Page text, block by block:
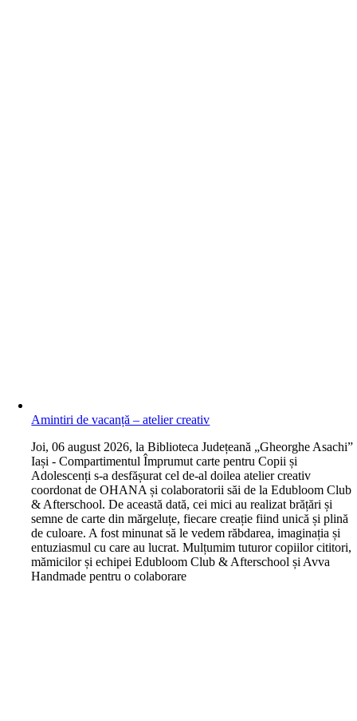
Amintiri de vacanță – atelier creativ
Joi, 06 august 2026, la Biblioteca Județeană „Gheorghe Asachi”
Iași - Compartimentul Împrumut carte pentru Copii și
Adolescenți s-a desfășurat cel de-al doilea atelier creativ
coordonat de OHANA și colaboratorii săi de la Edubloom Club
& Afterschool. De această dată, cei mici au realizat brățări și
semne de carte din mărgeluțe, fiecare creație fiind unică și plină
de culoare. A fost minunat să le vedem răbdarea, imaginația și
entuziasmul cu care au lucrat. Mulțumim tuturor copiilor cititori,
mămicilor și echipei Edubloom Club & Afterschool și Avva
Handmade pentru o colaborare